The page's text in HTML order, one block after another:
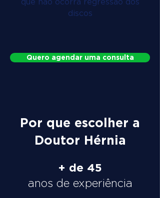
discos
Quero agendar uma consulta
Por que escolher a
Doutor Hérnia
+ de 45
anos de experiência